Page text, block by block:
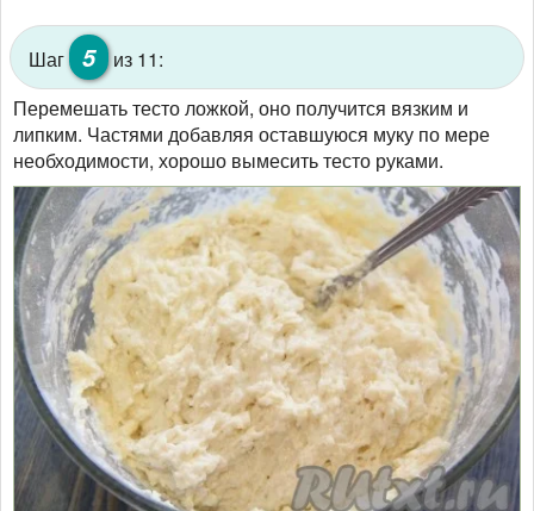
Шаг 5
из 11:
Перемешать тесто ложкой, оно получится вязким и
липким. Частями добавляя оставшуюся муку по мере
необходимости, хорошо вымесить тесто руками.